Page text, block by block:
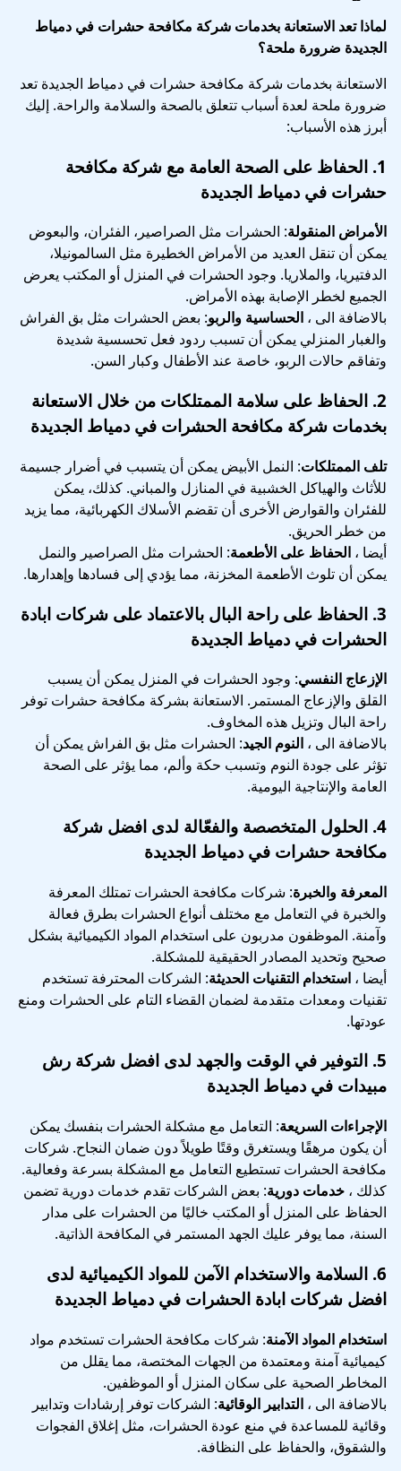
لماذا تعد الاستعانة بخدمات شركة مكافحة حشرات في دمياط
الجديدة ضرورة ملحة؟
الاستعانة بخدمات شركة مكافحة حشرات في دمياط الجديدة تعد
ضرورة ملحة لعدة أسباب تتعلق بالصحة والسلامة والراحة. إليك
أبرز هذه الأسباب:
1. الحفاظ على الصحة العامة مع شركة مكافحة
حشرات في دمياط الجديدة
الأمراض المنقولة: الحشرات مثل الصراصير، الفئران، والبعوض
يمكن أن تنقل العديد من الأمراض الخطيرة مثل السالمونيلا،
الدفتيريا، والملاريا. وجود الحشرات في المنزل أو المكتب يعرض
الجميع لخطر الإصابة بهذه الأمراض.
بالاضافة الى ، الحساسية والربو: بعض الحشرات مثل بق الفراش
والغبار المنزلي يمكن أن تسبب ردود فعل تحسسية شديدة
وتفاقم حالات الربو، خاصة عند الأطفال وكبار السن.
2. الحفاظ على سلامة الممتلكات من خلال الاستعانة
بخدمات شركة مكافحة الحشرات في دمياط الجديدة
تلف الممتلكات: النمل الأبيض يمكن أن يتسبب في أضرار جسيمة
للأثاث والهياكل الخشبية في المنازل والمباني. كذلك، يمكن
للفئران والقوارض الأخرى أن تقضم الأسلاك الكهربائية، مما يزيد
من خطر الحريق.
أيضا ، الحفاظ على الأطعمة: الحشرات مثل الصراصير والنمل
يمكن أن تلوث الأطعمة المخزنة، مما يؤدي إلى فسادها وإهدارها.
3. الحفاظ على راحة البال بالاعتماد على شركات ابادة
الحشرات في دمياط الجديدة
الإزعاج النفسي: وجود الحشرات في المنزل يمكن أن يسبب
القلق والإزعاج المستمر. الاستعانة بشركة مكافحة حشرات توفر
راحة البال وتزيل هذه المخاوف.
بالاضافة الى ، النوم الجيد: الحشرات مثل بق الفراش يمكن أن
تؤثر على جودة النوم وتسبب حكة وألم، مما يؤثر على الصحة
العامة والإنتاجية اليومية.
4. الحلول المتخصصة والفعّالة لدى افضل شركة
مكافحة حشرات في دمياط الجديدة
المعرفة والخبرة: شركات مكافحة الحشرات تمتلك المعرفة
والخبرة في التعامل مع مختلف أنواع الحشرات بطرق فعالة
وآمنة. الموظفون مدربون على استخدام المواد الكيميائية بشكل
صحيح وتحديد المصادر الحقيقية للمشكلة.
أيضا ، استخدام التقنيات الحديثة: الشركات المحترفة تستخدم
تقنيات ومعدات متقدمة لضمان القضاء التام على الحشرات ومنع
عودتها.
5. التوفير في الوقت والجهد لدى افضل شركة رش
مبيدات في دمياط الجديدة
الإجراءات السريعة: التعامل مع مشكلة الحشرات بنفسك يمكن
أن يكون مرهقًا ويستغرق وقتًا طويلاً دون ضمان النجاح. شركات
مكافحة الحشرات تستطيع التعامل مع المشكلة بسرعة وفعالية.
كذلك ، خدمات دورية: بعض الشركات تقدم خدمات دورية تضمن
الحفاظ على المنزل أو المكتب خاليًا من الحشرات على مدار
السنة، مما يوفر عليك الجهد المستمر في المكافحة الذاتية.
6. السلامة والاستخدام الآمن للمواد الكيميائية لدى
افضل شركات ابادة الحشرات في دمياط الجديدة
استخدام المواد الآمنة: شركات مكافحة الحشرات تستخدم مواد
كيميائية آمنة ومعتمدة من الجهات المختصة، مما يقلل من
المخاطر الصحية على سكان المنزل أو الموظفين.
بالاضافة الى ، التدابير الوقائية: الشركات توفر إرشادات وتدابير
وقائية للمساعدة في منع عودة الحشرات، مثل إغلاق الفجوات
والشقوق، والحفاظ على النظافة.